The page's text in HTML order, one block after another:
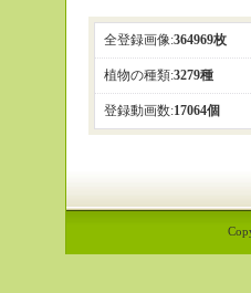
全登録画像:364969枚
植物の種類:3279種
登録動画数:17064個